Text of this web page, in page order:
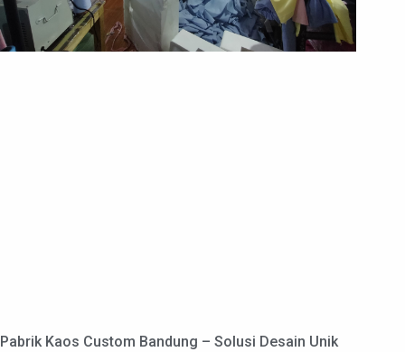
Pabrik Kaos Custom Bandung – Solusi Desain Unik